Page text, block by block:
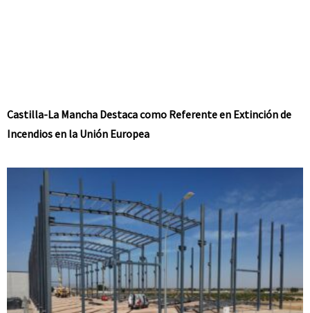
Castilla-La Mancha Destaca como Referente en Extinción de
Incendios en la Unión Europea